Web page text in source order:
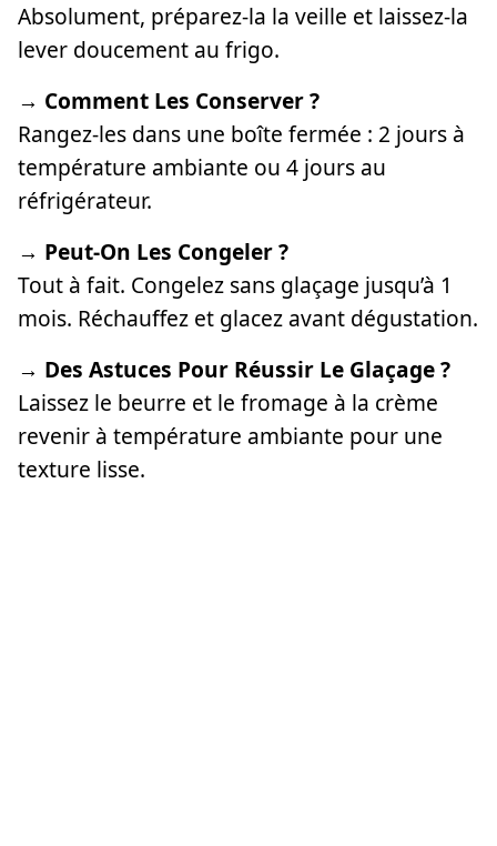
Absolument, préparez-la la veille et laissez-la
lever doucement au frigo.
→ Comment Les Conserver ?
Rangez-les dans une boîte fermée : 2 jours à
température ambiante ou 4 jours au
réfrigérateur.
→ Peut-On Les Congeler ?
Tout à fait. Congelez sans glaçage jusqu’à 1
mois. Réchauffez et glacez avant dégustation.
→ Des Astuces Pour Réussir Le Glaçage ?
Laissez le beurre et le fromage à la crème
revenir à température ambiante pour une
texture lisse.